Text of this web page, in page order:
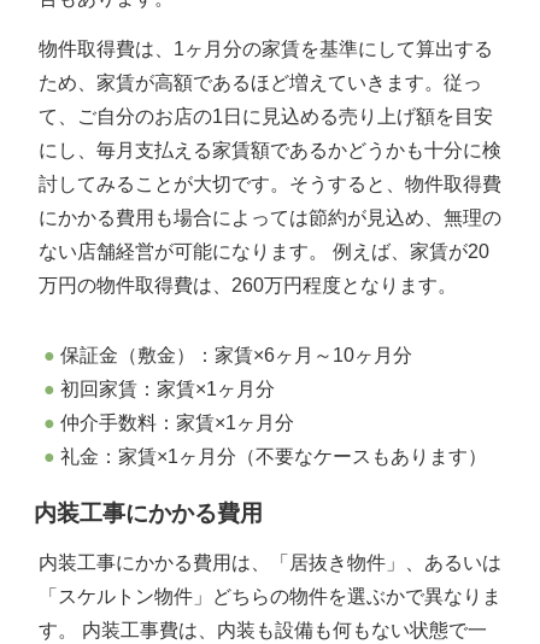
物件取得費は、1ヶ月分の家賃を基準にして算出する
ため、家賃が高額であるほど増えていきます。従っ
て、ご自分のお店の1日に見込める売り上げ額を目安
にし、毎月支払える家賃額であるかどうかも十分に検
討してみることが大切です。そうすると、物件取得費
にかかる費用も場合によっては節約が見込め、無理の
ない店舗経営が可能になります。 例えば、家賃が20
万円の物件取得費は、260万円程度となります。
保証金（敷金）：家賃×6ヶ月～10ヶ月分
初回家賃：家賃×1ヶ月分
仲介手数料：家賃×1ヶ月分
礼金：家賃×1ヶ月分（不要なケースもあります）
内装工事にかかる費用
内装工事にかかる費用は、「居抜き物件」、あるいは
「スケルトン物件」どちらの物件を選ぶかで異なりま
す。 内装工事費は、内装も設備も何もない状態で一